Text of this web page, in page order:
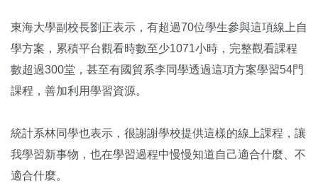
東海大學副校長劉正表示，有超過70位學生參與這項線上自
學方案，累積平台觀看時數至少1071小時，完整觀看課程
數超過300堂，甚至有國貿系李同學透過這項方案學習54門
課程，善加利用學習資源。
統計系林同學也表示，很謝謝學校提供這樣的線上課程，讓
我學習新事物，也在學習過程中慢慢知道自己適合什麼、不
適合什麼。